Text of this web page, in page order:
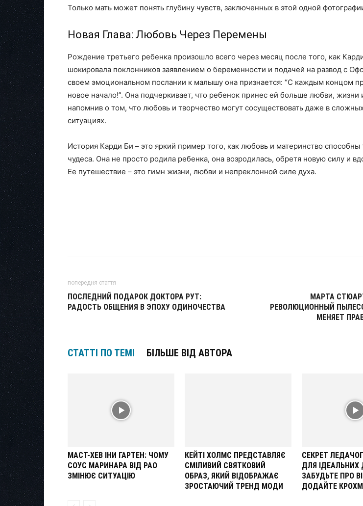
Только мать может понять глубину чувств, заключенных в этой одной
Новая Глава: Любовь Через Перемены
Рождение третьего ребенка произошло всего через месяц после того, как
шокировала поклонников заявлением о беременности и подачей на развод с
своем эмоциональном послании к малышу она признается: “С каждым концом
новое начало!”. Она подчеркивает, что ребенок принес ей больше любви, жизни
напомнив о том, что любовь и творчество могут сосуществовать даже в
ситуациях.
История Карди Би – это яркий пример того, как любовь и материнство способны
чудеса. Она не просто родила ребенка, она возродилась, обретя новую силу и
Ее путешествие – это гимн жизни, любви и непреклонной силе духа.
попередня стаття
ПОСЛЕДНИЙ ПОДАРОК ДОКТОРА РУТ:
РАДОСТЬ ОБЩЕНИЯ В ЭПОХУ ОДИНОЧЕСТВА
МАРТА
РЕВОЛЮЦИОННЫЙ
МЕНЯЕТ
СТАТТІ ПО ТЕМІ БІЛЬШЕ ВІД АВТОРА
МАСТ-ХЕВ ІНИ ГАРТЕН: ЧОМУ
СОУС МАРИНАРА ВІД РАО
ЗМІНЮЄ СИТУАЦІЮ
КЕЙТІ ХОЛМС ПРЕДСТАВЛЯЄ
СМІЛИВИЙ СВЯТКОВИЙ
ОБРАЗ, ЯКИЙ ВІДОБРАЖАЄ
ЗРОСТАЮЧИЙ ТРЕНД МОДИ
СЕКРЕТ
ДЛЯ ІДЕАЛЬНИХ
ЗАБУДЬТЕ ПРО
ДОДАЙТЕ